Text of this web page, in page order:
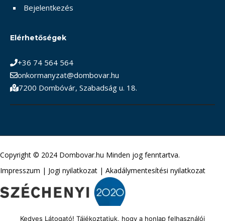
Bejelentkezés
Elérhetőségek
+36 74 564 564
onkormanyzat@dombovar.hu
7200 Dombóvár, Szabadság u. 18.
Copyright © 2024 Dombovar.hu Minden jog fenntartva.
Impresszum | Jogi nyilatkozat | Akadálymentesítési nyilatkozat
Kedves Látogató! Tájékoztatjuk, hogy a honlap felhasználói